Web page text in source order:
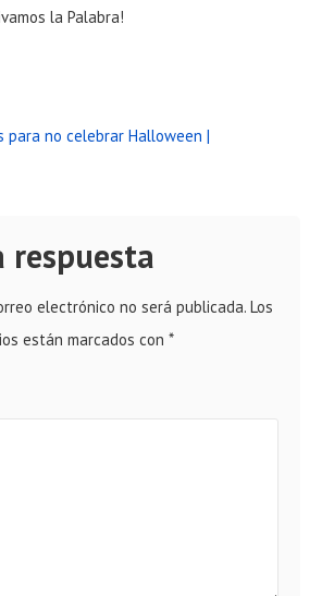
la Palabra!
para no celebrar Halloween |
respuesta
electrónico no será publicada. Los
están marcados con *